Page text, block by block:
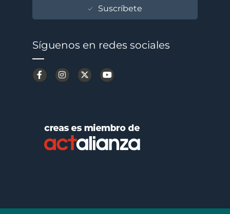
Suscríbete
Síguenos en redes sociales